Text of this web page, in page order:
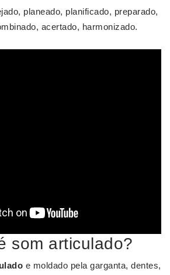
planeado, planificado, preparado,
acertado, harmonizado.
som articulado?
e moldado pela garganta, dentes,